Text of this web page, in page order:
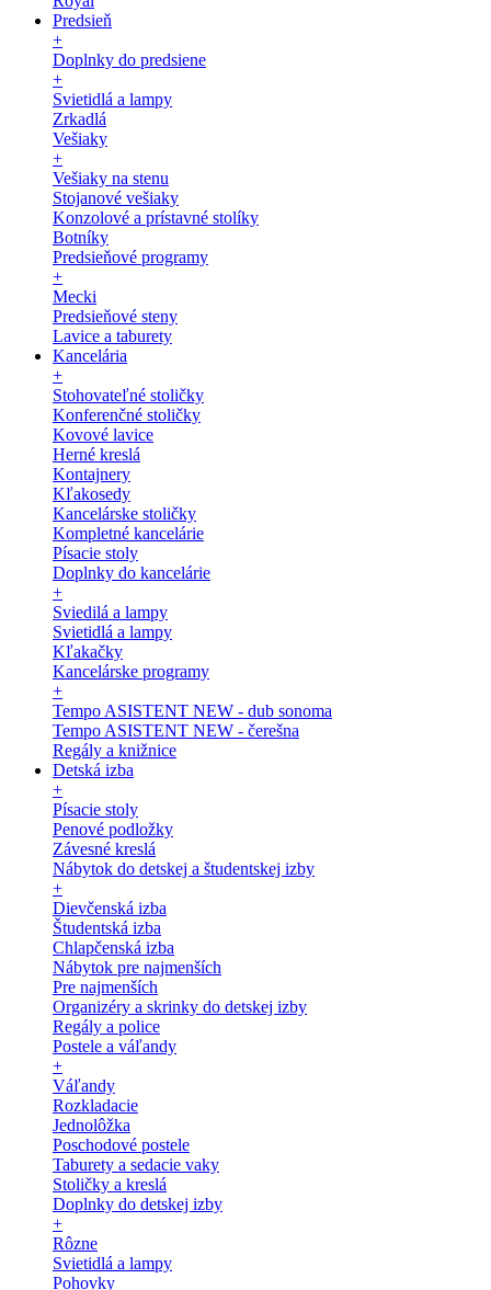
Predsieň
+
Doplnky do predsiene
+
Svietidlá a lampy
Zrkadlá
Vešiaky
+
Vešiaky na stenu
Stojanové vešiaky
Konzolové a prístavné stolíky
Botníky
Predsieňové programy
+
Mecki
Predsieňové steny
Lavice a taburety
Kancelária
+
Stohovateľné stoličky
Konferenčné stoličky
Kovové lavice
Herné kreslá
Kontajnery
Kľakosedy
Kancelárske stoličky
Kompletné kancelárie
Písacie stoly
Doplnky do kancelárie
+
Sviedilá a lampy
Svietidlá a lampy
Kľakačky
Kancelárske programy
+
Tempo ASISTENT NEW - dub sonoma
Tempo ASISTENT NEW - čerešna
Regály a knižnice
Detská izba
+
Písacie stoly
Penové podložky
Závesné kreslá
Nábytok do detskej a študentskej izby
+
Dievčenská izba
Študentská izba
Chlapčenská izba
Nábytok pre najmenších
Pre najmenších
Organizéry a skrinky do detskej izby
Regály a police
Postele a váľandy
+
Váľandy
Rozkladacie
Jednolôžka
Poschodové postele
Taburety a sedacie vaky
Stoličky a kreslá
Doplnky do detskej izby
+
Rôzne
Svietidlá a lampy
Pohovky